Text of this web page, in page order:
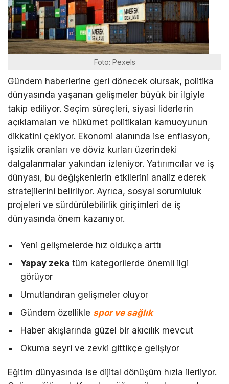
Foto: Pexels
Gündem haberlerine geri dönecek olursak, politika
dünyasında yaşanan gelişmeler büyük bir ilgiyle
takip ediliyor. Seçim süreçleri, siyasi liderlerin
açıklamaları ve hükümet politikaları kamuoyunun
dikkatini çekiyor. Ekonomi alanında ise enflasyon,
işsizlik oranları ve döviz kurları üzerindeki
dalgalanmalar yakından izleniyor. Yatırımcılar ve iş
dünyası, bu değişkenlerin etkilerini analiz ederek
stratejilerini belirliyor. Ayrıca, sosyal sorumluluk
projeleri ve sürdürülebilirlik girişimleri de iş
dünyasında önem kazanıyor.
Yeni gelişmelerde hız oldukça arttı
Yapay zeka tüm kategorilerde önemli ilgi
görüyor
Umutlandıran gelişmeler oluyor
Gündem özellikle spor ve sağlık
Haber akışlarında güzel bir akıcılık mevcut
Okuma seyri ve zevki gittikçe gelişiyor
Eğitim dünyasında ise dijital dönüşüm hızla ilerliyor.